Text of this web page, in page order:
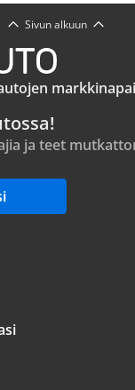
Sivun alkuun
ja teet